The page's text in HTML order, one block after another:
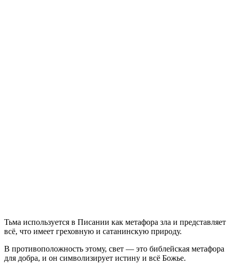
Тьма используется в Писании как метафора зла и представляет
всё, что имеет греховную и сатанинскую природу.
В противоположность этому, свет — это библейская метафора
для добра, и он символизирует истину и всё Божье.